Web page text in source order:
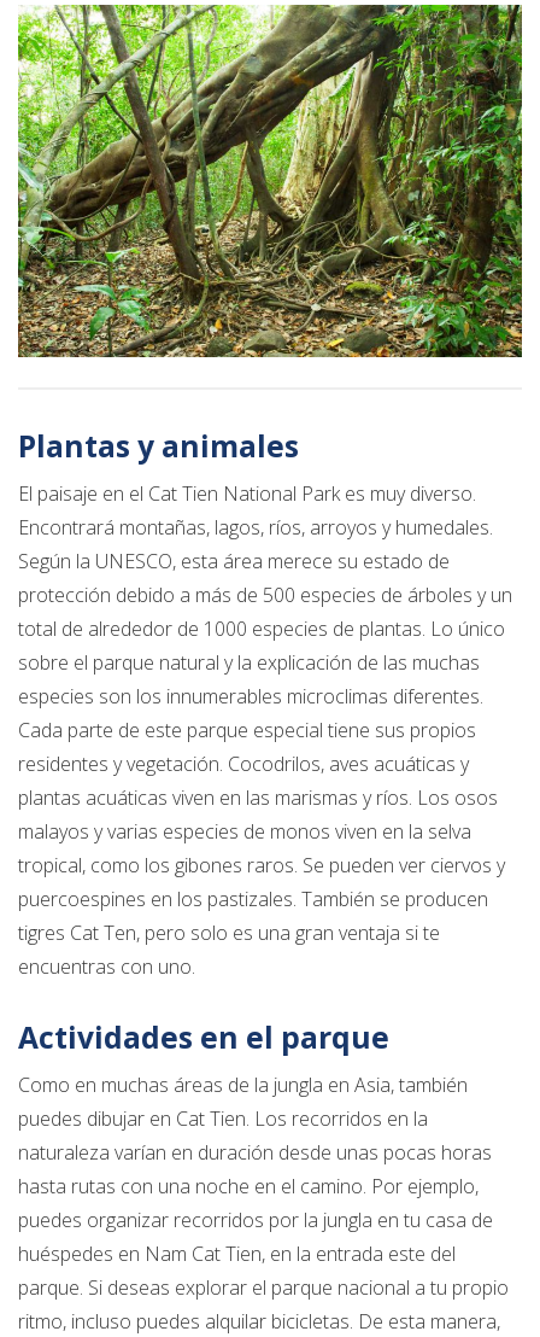
Plantas y animales
El paisaje en el Cat Tien National Park es muy diverso.
Encontrará montañas, lagos, ríos, arroyos y humedales.
Según la UNESCO, esta área merece su estado de
protección debido a más de 500 especies de árboles y un
total de alrededor de 1000 especies de plantas. Lo único
sobre el parque natural y la explicación de las muchas
especies son los innumerables microclimas diferentes.
Cada parte de este parque especial tiene sus propios
residentes y vegetación. Cocodrilos, aves acuáticas y
plantas acuáticas viven en las marismas y ríos. Los osos
malayos y varias especies de monos viven en la selva
tropical, como los gibones raros. Se pueden ver ciervos y
puercoespines en los pastizales. También se producen
tigres Cat Ten, pero solo es una gran ventaja si te
encuentras con uno.
Actividades en el parque
Como en muchas áreas de la jungla en Asia, también
puedes dibujar en Cat Tien. Los recorridos en la
naturaleza varían en duración desde unas pocas horas
hasta rutas con una noche en el camino. Por ejemplo,
puedes organizar recorridos por la jungla en tu casa de
huéspedes en Nam Cat Tien, en la entrada este del
parque. Si deseas explorar el parque nacional a tu propio
ritmo, incluso puedes alquilar bicicletas. De esta manera,